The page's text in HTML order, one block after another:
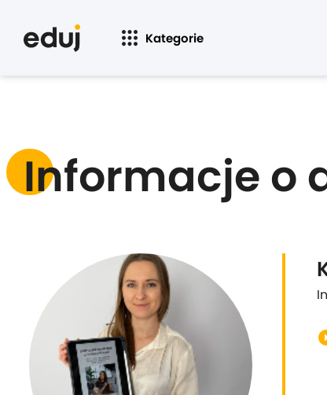
Kategorie
Informacje o